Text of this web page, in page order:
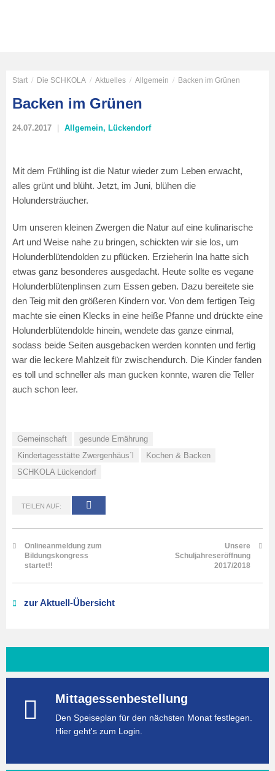
Start / Die SCHKOLA / Aktuelles / Allgemein / Backen im Grünen
Backen im Grünen
24.07.2017 Allgemein, Lückendorf
Mit dem Frühling ist die Natur wieder zum Leben erwacht,
alles grünt und blüht. Jetzt, im Juni, blühen die
Holundersträucher.
Um unseren kleinen Zwergen die Natur auf eine kulinarische
Art und Weise nahe zu bringen, schickten wir sie los, um
Holunderblütendolden zu pflücken. Erzieherin Ina hatte sich
etwas ganz besonderes ausgedacht. Heute sollte es vegane
Holunderblütenplinsen zum Essen geben. Dazu bereitete sie
den Teig mit den größeren Kindern vor. Von dem fertigen Teig
machte sie einen Klecks in eine heiße Pfanne und drückte eine
Holunderblütendolde hinein, wendete das ganze einmal,
sodass beide Seiten ausgebacken werden konnten und fertig
war die leckere Mahlzeit für zwischendurch. Die Kinder fanden
es toll und schneller als man gucken konnte, waren die Teller
auch schon leer.
Gemeinschaft
gesunde Ernährung
Kindertagesstätte Zwergenhäus´l
Kochen & Backen
SCHKOLA Lückendorf
TEILEN AUF:
Onlineanmeldung zum
Bildungskongress
startet!!
Unsere
Schuljahreseröffnung
2017/2018
zur Aktuell-Übersicht
Mittagessenbestellung
Den Speiseplan für den nächsten Monat festlegen.
Hier geht's zum Login.